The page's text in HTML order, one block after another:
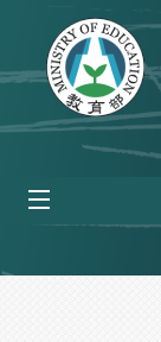
跳到主要內容區塊